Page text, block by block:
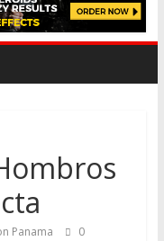
Panama
0